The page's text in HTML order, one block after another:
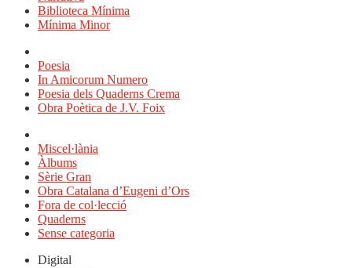
Biblioteca Mínima
Mínima Minor
Poesia
In Amicorum Numero
Poesia dels Quaderns Crema
Obra Poètica de J.V. Foix
Miscel·lània
Àlbums
Sèrie Gran
Obra Catalana d’Eugeni d’Ors
Fora de col·lecció
Quaderns
Sense categoria
Digital